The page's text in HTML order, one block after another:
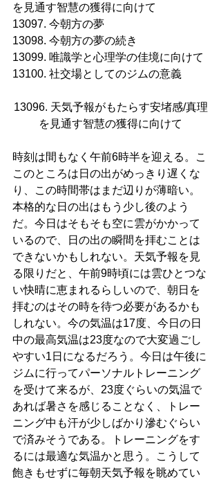
を見通す智慧の獲得に向けて
13097. 今朝方の夢
13098. 今朝方の夢の続き
13099. 唯識学と心理学の佳境に向けて
13100. 社交場としてのジムの意義
13096. 天気予報がもたらす安堵感/真理
を見通す智慧の獲得に向けて
時刻は間もなく午前6時半を迎える。こ
このところは日の出がめっきり遅くな
り、この時間帯はまだ辺りが薄暗い。
本格的な日の出はもう少し後のよう
だ。今日はそもそも空に雲がかかって
いるので、日の出の瞬間を拝むことは
できないかもしれない。天気予報を見
る限りだと、午前9時頃には雲ひとつな
い快晴に恵まれるらしいので、朝日を
拝むのはその時を待つ必要があるかも
しれない。今の気温は17度、今日の日
中の最高気温は23度なので大変過ごし
やすい1日になるだろう。今日は午後に
ジムに行ってパーソナルトレーニング
を受けて来るが、23度ぐらいの気温で
あれば暑さを感じることなく、トレー
ニング中も汗が少しばかり滲むぐらい
で済みそうである。トレーニングをす
るには最適な気温かと思う。こうして
飽きもせずに毎朝天気予報を眺めてい